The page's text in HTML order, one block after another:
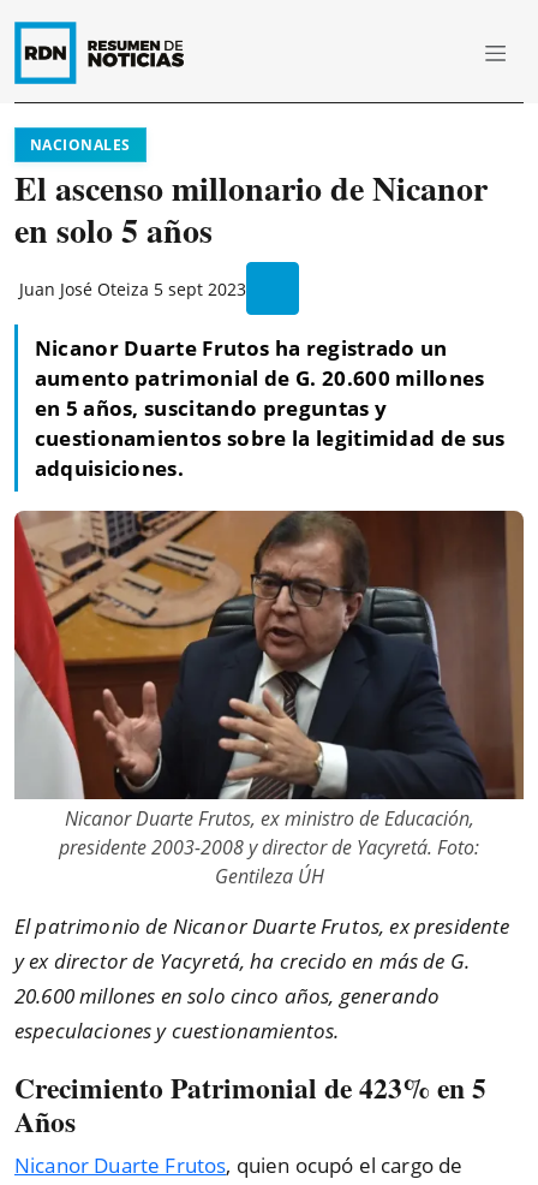
NACIONALES
El ascenso millonario de Nicanor
en solo 5 años
Juan José Oteiza 5 sept 2023
Nicanor Duarte Frutos ha registrado un
aumento patrimonial de G. 20.600 millones
en 5 años, suscitando preguntas y
cuestionamientos sobre la legitimidad de sus
adquisiciones.
Nicanor Duarte Frutos, ex ministro de Educación,
presidente 2003-2008 y director de Yacyretá. Foto:
Gentileza ÚH
El patrimonio de Nicanor Duarte Frutos, ex presidente
y ex director de Yacyretá, ha crecido en más de G.
20.600 millones en solo cinco años, generando
especulaciones y cuestionamientos.
Crecimiento Patrimonial de 423% en 5
Años
Nicanor Duarte Frutos, quien ocupó el cargo de